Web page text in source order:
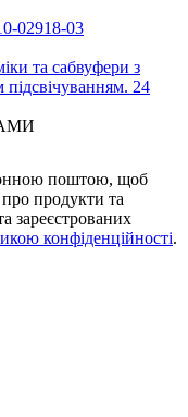
та сабвуфери з
підсвічуванням. 24
поштою, щоб
продукти та
зареєстрованих
конфіденційності.